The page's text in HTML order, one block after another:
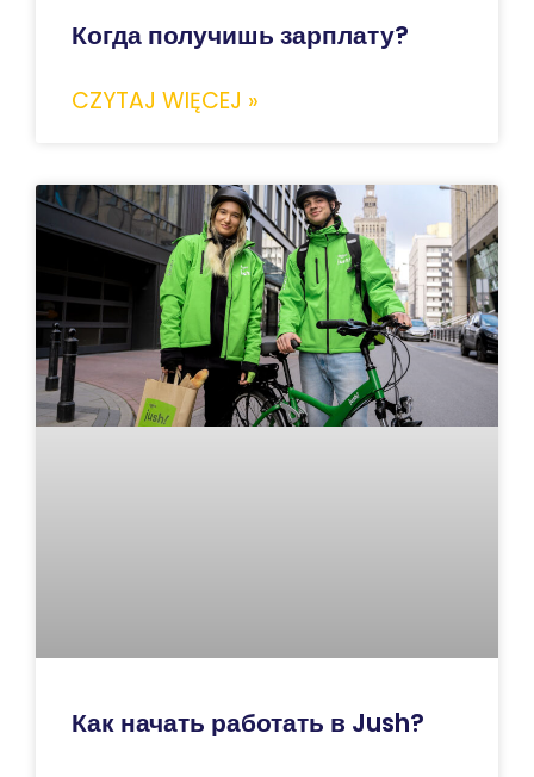
Когда получишь зарплату?
CZYTAJ WIĘCEJ »
Как начать работать в Jush?